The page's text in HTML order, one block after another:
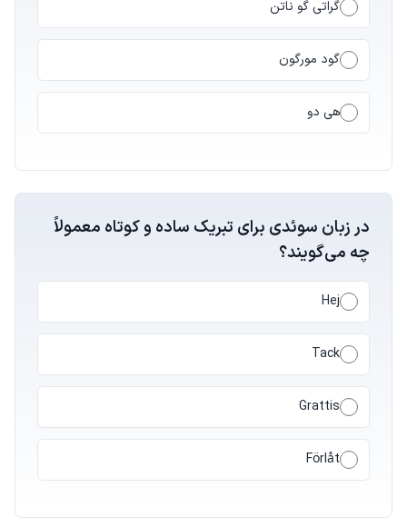
گراتی گو ناتن
گود مورگون
هی دو
در زبان سوئدی برای تبریک ساده و کوتاه معمولاً
چه می‌گویند؟
Hej
Tack
Grattis
Förlåt